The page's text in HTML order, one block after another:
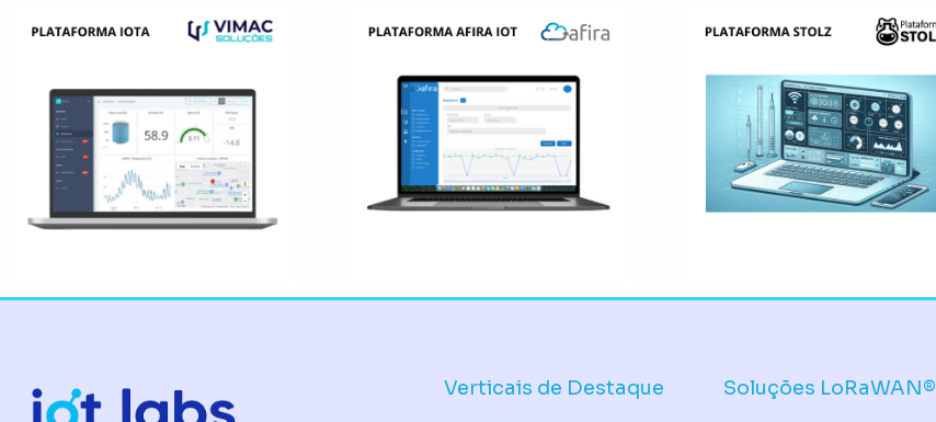
Verticais de Destaque Soluções LoRaWAN®